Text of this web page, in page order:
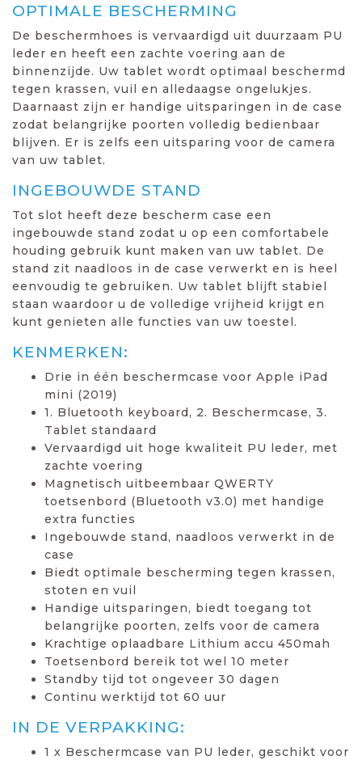
OPTIMALE BESCHERMING
De beschermhoes is vervaardigd uit duurzaam PU
leder en heeft een zachte voering aan de
binnenzijde. Uw tablet wordt optimaal beschermd
tegen krassen, vuil en alledaagse ongelukjes.
Daarnaast zijn er handige uitsparingen in de case
zodat belangrijke poorten volledig bedienbaar
blijven. Er is zelfs een uitsparing voor de camera
van uw tablet.
INGEBOUWDE STAND
Tot slot heeft deze bescherm case een
ingebouwde stand zodat u op een comfortabele
houding gebruik kunt maken van uw tablet. De
stand zit naadloos in de case verwerkt en is heel
eenvoudig te gebruiken. Uw tablet blijft stabiel
staan waardoor u de volledige vrijheid krijgt en
kunt genieten alle functies van uw toestel.
KENMERKEN:
Drie in één beschermcase voor Apple iPad
mini (2019)
1. Bluetooth keyboard, 2. Beschermcase, 3.
Tablet standaard
Vervaardigd uit hoge kwaliteit PU leder, met
zachte voering
Magnetisch uitbeembaar QWERTY
toetsenbord (Bluetooth v3.0) met handige
extra functies
Ingebouwde stand, naadloos verwerkt in de
case
Biedt optimale bescherming tegen krassen,
stoten en vuil
Handige uitsparingen, biedt toegang tot
belangrijke poorten, zelfs voor de camera
Krachtige oplaadbare Lithium accu 450mah
Toetsenbord bereik tot wel 10 meter
Standby tijd tot ongeveer 30 dagen
Continu werktijd tot 60 uur
IN DE VERPAKKING:
1 x Beschermcase van PU leder, geschikt voor